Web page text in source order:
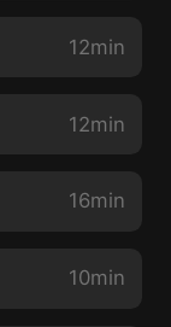
12min
12min
16min
10min